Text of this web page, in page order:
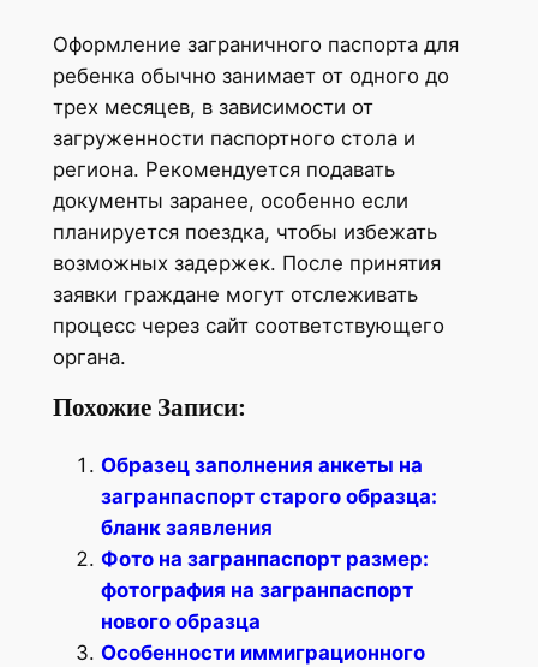
Оформление заграничного паспорта для
ребенка обычно занимает от одного до
трех месяцев, в зависимости от
загруженности паспортного стола и
региона. Рекомендуется подавать
документы заранее, особенно если
планируется поездка, чтобы избежать
возможных задержек. После принятия
заявки граждане могут отслеживать
процесс через сайт соответствующего
органа.
Похожие Записи:
Образец заполнения анкеты на
загранпаспорт старого образца:
бланк заявления
Фото на загранпаспорт размер:
фотография на загранпаспорт
нового образца
Особенности иммиграционного